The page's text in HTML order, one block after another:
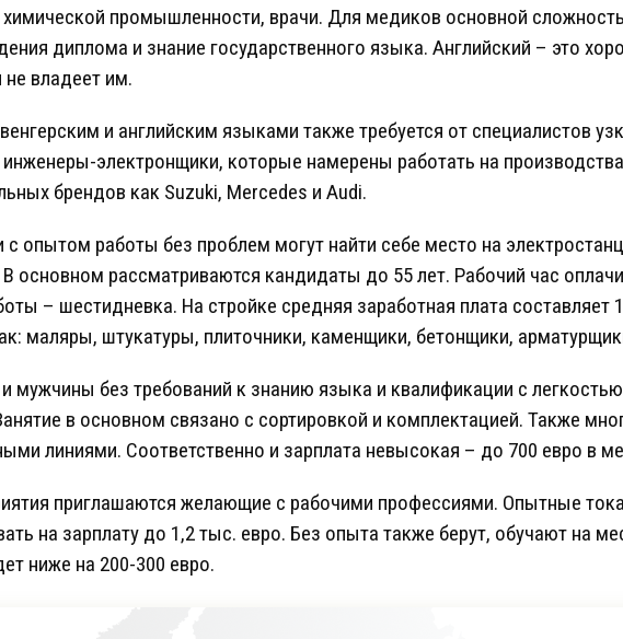
химической промышленности, врачи. Для медиков основной
диплома и знание государственного языка. Английский – это
не владеет им.
и английским языками также требуется от специалистов
электронщики, которые намерены работать на
брендов как Suzuki, Mercedes и Audi.
с опытом работы без проблем могут найти себе место на
основном рассматриваются кандидаты до 55 лет. Рабочий час
– шестидневка. На стройке средняя заработная плата составляет
маляры, штукатуры, плиточники, каменщики, бетонщики,
без требований к знанию языка и квалификации с легкостью
в основном связано с сортировкой и комплектацией. Также
линиями. Соответственно и зарплата невысокая – до 700 евро в
приглашаются желающие с рабочими профессиями. Опытные
на зарплату до 1,2 тыс. евро. Без опыта также берут, обучают на
ниже на 200-300 евро.